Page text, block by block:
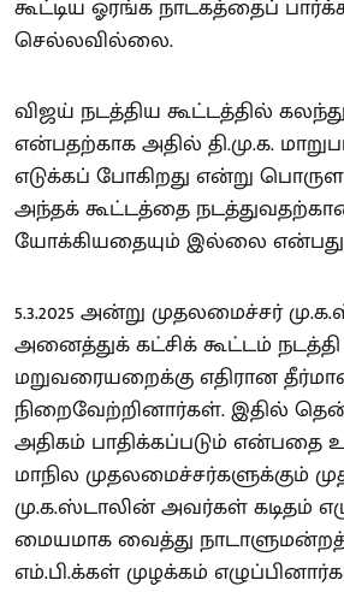
கூட்டிய ஓரங்க நாடகத்தைப்
செல்லவில்லை.
விஜய் நடத்திய கூட்டத்தில்
என்பதற்காக அதில் தி.மு.க.
எடுக்கப் போகிறது என்று
அந்தக் கூட்டத்தை
யோக்கியதையும் இல்லை
5.3.2025 அன்று முதலமைச்சர்
அனைத்துக் கட்சிக் கூட்டம்
மறுவரையறைக்கு எதிரான
நிறைவேற்றினார்கள். இதில்
அதிகம் பாதிக்கப்படும் என்பதை
மாநில முதலமைச்சர்களுக்கும்
மு.க.ஸ்டாலின் அவர்கள் கடிதம்
மையமாக வைத்து
எம்.பி.க்கள் முழக்கம்